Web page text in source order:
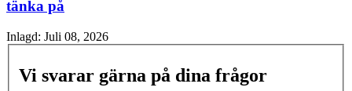
tänka på
Inlagd: Juli 08, 2026
Vi svarar gärna på dina frågor